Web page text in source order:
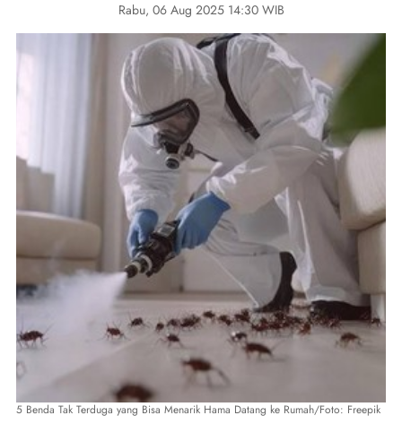
Rabu, 06 Aug 2025 14:30 WIB
5 Benda Tak Terduga yang Bisa Menarik Hama Datang ke Rumah/Foto: Freepik